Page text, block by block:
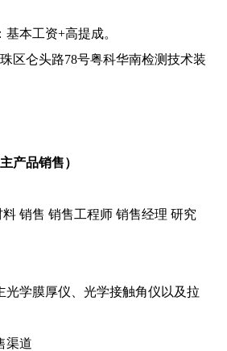
本工资+高提成。
区仑头路78号粤科华南检测技术装
产品销售）
销售 销售工程师 销售经理 研究
光学膜厚仪、光学接触角仪以及拉
渠道